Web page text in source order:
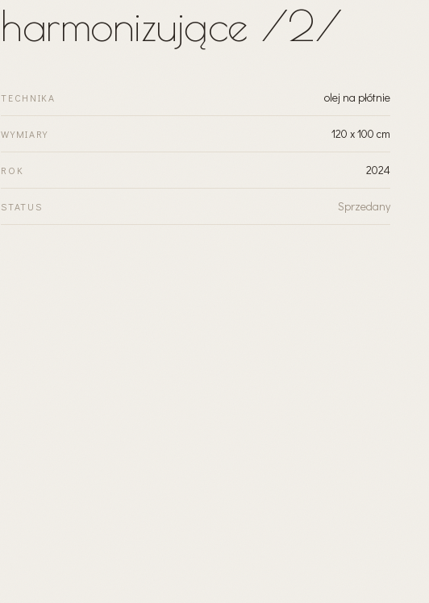
harmonizujące /2/
TECHNIKA olej na płótnie
WYMIARY 120 x 100 cm
ROK 2024
STATUS Sprzedany